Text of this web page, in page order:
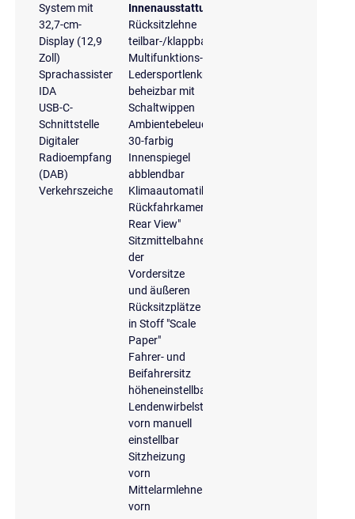
System mit
32,7-cm-
Display (12,9
Zoll)
Sprachassistent
IDA
USB-C-
Schnittstelle
Digitaler
Radioempfang
(DAB)
Verkehrszeichenerkennung
Innenausstattung
Rücksitzlehne
teilbar-/klappbar
Multifunktions-
Ledersportlenkrad,
beheizbar mit
Schaltwippen
Ambientebeleuchtung
30-farbig
Innenspiegel
abblendbar
Klimaautomatik
Rückfahrkamera
Rear View"
Sitzmittelbahnen
der
Vordersitze
und äußeren
Rücksitzplätze
in Stoff "Scale
Paper"
Fahrer- und
Beifahrersitz
höheneinstellbar
Lendenwirbelstütze
vorn manuell
einstellbar
Sitzheizung
vorn
Mittelarmlehne
vorn